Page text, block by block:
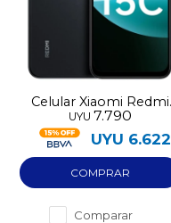
Celular Xiaomi Redmi
15C 128GB
UYU 7.790
UYU 6.622
Comparar